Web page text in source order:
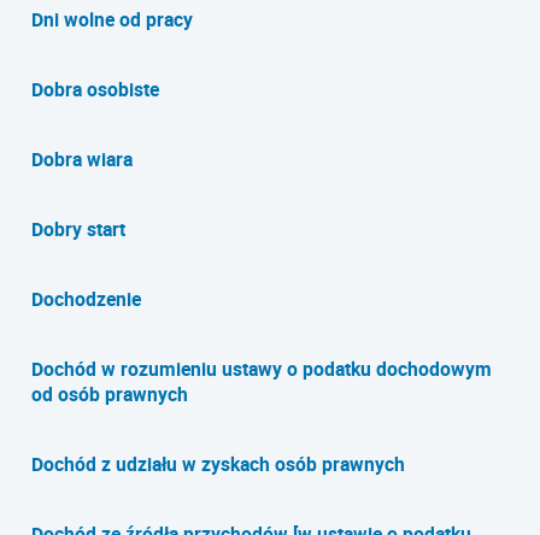
Dni wolne od pracy
Dobra osobiste
Dobra wiara
Dobry start
Dochodzenie
Dochód w rozumieniu ustawy o podatku dochodowym
od osób prawnych
Dochód z udziału w zyskach osób prawnych